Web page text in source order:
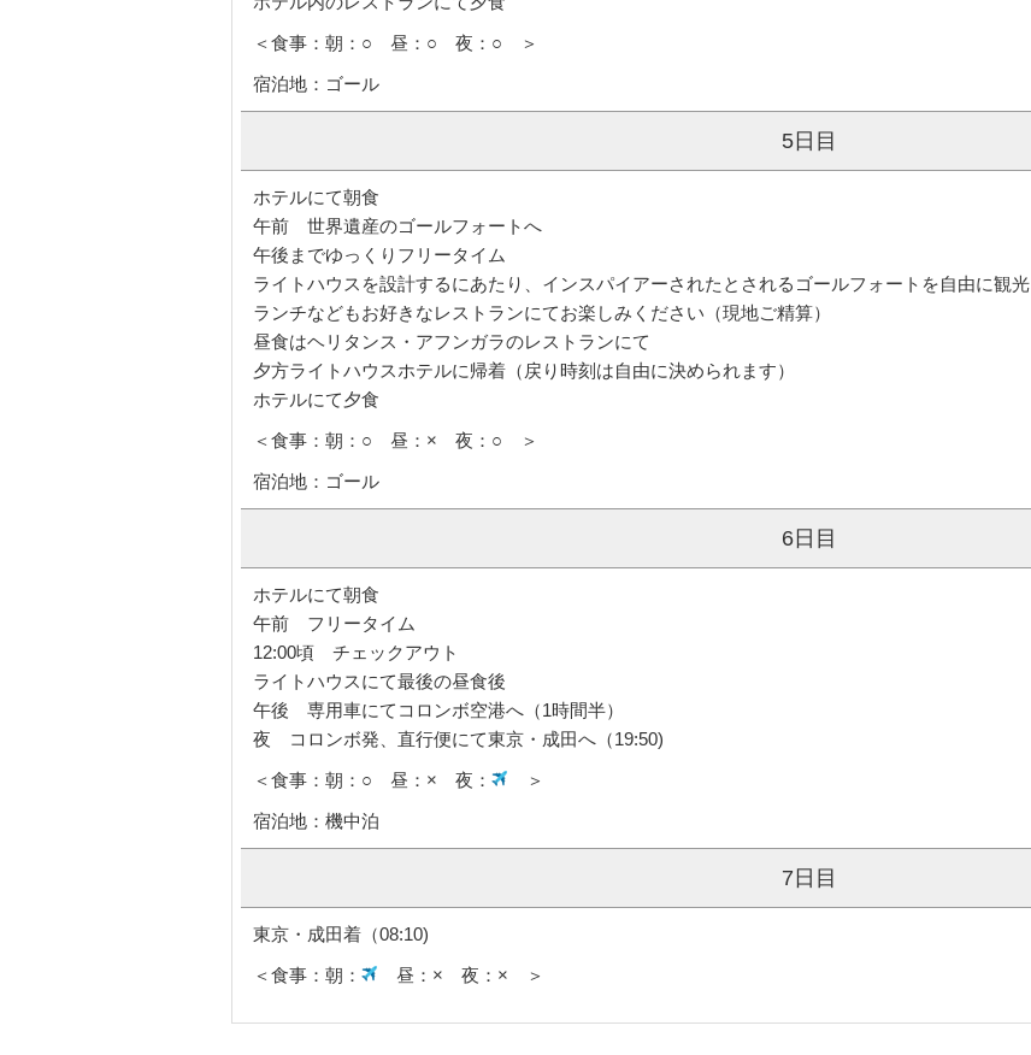
ホテル内のレストランにて夕食
＜食事：朝：○ 昼：○ 夜：○ ＞
宿泊地：ゴール
5日目
ホテルにて朝食
午前 世界遺産のゴールフォートへ
午後までゆっくりフリータイム
ライトハウスを設計するにあたり、インスパイアーされたとされるゴールフォートを自由に観光
ランチなどもお好きなレストランにてお楽しみください（現地ご精算）
昼食はヘリタンス・アフンガラのレストランにて
夕方ライトハウスホテルに帰着（戻り時刻は自由に決められます）
ホテルにて夕食
＜食事：朝：○ 昼：× 夜：○ ＞
宿泊地：ゴール
6日目
ホテルにて朝食
午前 フリータイム
12:00頃 チェックアウト
ライトハウスにて最後の昼食後
午後 専用車にてコロンボ空港へ（1時間半）
夜 コロンボ発、直行便にて東京・成田へ（19:50)
＜食事：朝：○ 昼：× 夜：
＞
宿泊地：機中泊
7日目
東京・成田着（08:10)
＜食事：朝：
昼：× 夜：× ＞